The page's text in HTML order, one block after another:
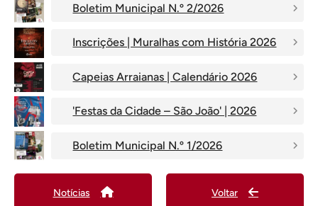
Boletim Municipal N.º 2/2026
Inscrições | Muralhas com História 2026
Capeias Arraianas | Calendário 2026
'Festas da Cidade – São João' | 2026
Boletim Municipal N.º 1/2026
Notícias Voltar